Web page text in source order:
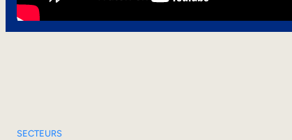
SECTEURS